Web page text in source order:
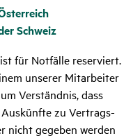
Schweiz
für Notfälle reserviert.
unserer Mitarbeiter
Verständnis, dass
zu Vertrags-
nicht gegeben werden